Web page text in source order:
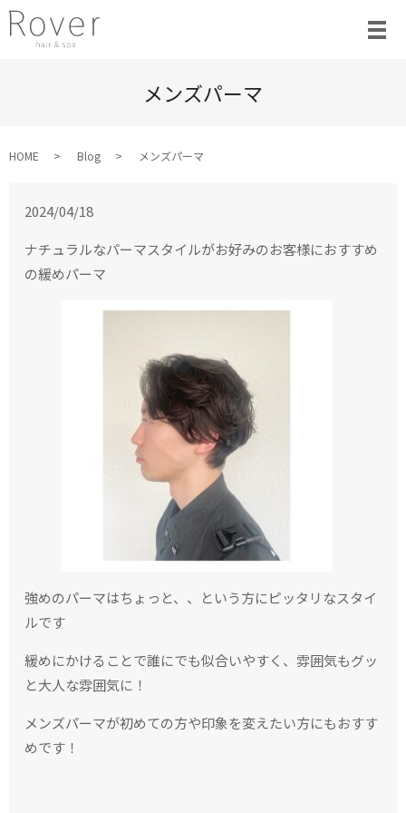
メンズパーマ
HOME Blog メンズパーマ
2024/04/18
ナチュラルなパーマスタイルがお好みのお客様におすすめ
の緩めパーマ
強めのパーマはちょっと、、という方にピッタリなスタイ
ルです
緩めにかけることで誰にでも似合いやすく、雰囲気もグッ
と大人な雰囲気に！
メンズパーマが初めての方や印象を変えたい方にもおすす
めです！